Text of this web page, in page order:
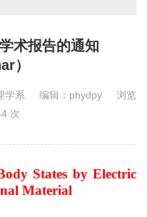
术报告的通知
）
学系 编辑：phydpy
浏览
次
States by Electric
Material